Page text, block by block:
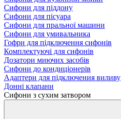
Сифони для піддону
Сифони для пісуара
Сифони для пральної машини
Сифони для умивальника
Гофри для підключення сифонів
Комплектуючі для сифонів
Дозатори миючих засобів
Сифони до кондиціонерів
Адаптери для підключения виливу
Донні клапани
Сифони з сухим затвором